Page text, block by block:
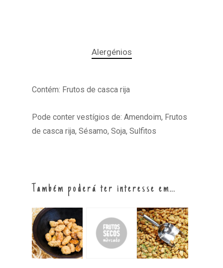
Alergénios
Contém: Frutos de casca rija
Pode conter vestígios de: Amendoim, Frutos
de casca rija, Sésamo, Soja, Sulfitos
Também poderá ter interesse em…